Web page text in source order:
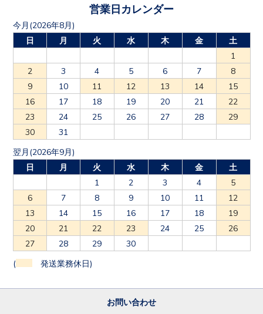
営業日カレンダー
今月(2026年8月)
日
月 火 水 木 金
土
1
2
3 4 5 6 7
8
9
10 11 12 13 14
15
16
17 18 19 20 21
22
23
24 25 26 27 28
29
30
31
翌月(2026年9月)
日
月 火 水 木 金
土
1
2 3 4
5
6
7 8 9 10 11
12
13
14 15 16 17 18
19
20
21 22 23 24 25
26
27
28 29 30
( 発送業務休日)
お問い合わせ